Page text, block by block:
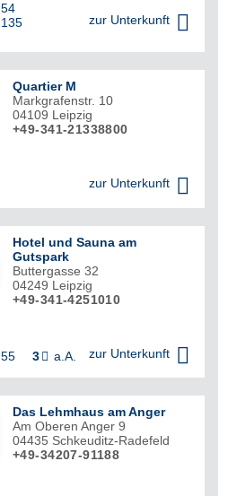
54
135 zur Unterkunft 
Quartier M
Markgrafenstr. 10
04109 Leipzig
+49-341-21338800
zur Unterkunft 
Hotel und Sauna am
Gutspark
Buttergasse 32
04249 Leipzig
+49-341-4251010
55 3  a.A. zur Unterkunft 
Das Lehmhaus am Anger
Am Oberen Anger 9
04435 Schkeuditz-Radefeld
+49-34207-91188